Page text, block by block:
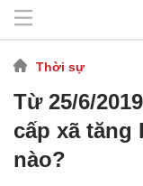
Thời sự
Từ 25/6/
cấp xã
nào?